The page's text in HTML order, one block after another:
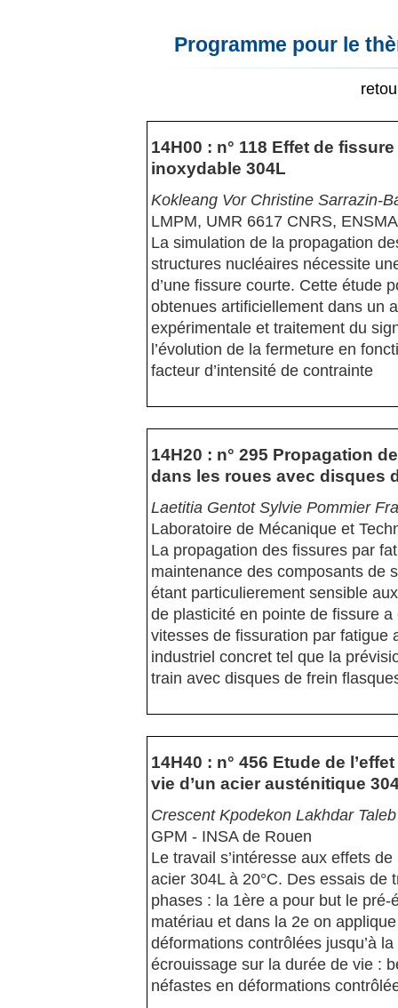
Programme pour le
14H00 : n° 118 Effet de
inoxydable 304L
Kokleang Vor Christine Sarrazin-
LMPM, UMR 6617 CNRS, ENSMA
La simulation de la propagation
structures nucléaires nécessite
d’une fissure courte. Cette étude
obtenues artificiellement dans un
expérimentale et traitement du
l’évolution de la fermeture en
facteur d’intensité de contrainte
14H20 : n° 295 Propagation
dans les roues avec disques
Laetitia Gentot Sylvie Pommier
Laboratoire de Mécanique et
La propagation des fissures par
maintenance des composants de
étant particulierement sensible
de plasticité en pointe de fissure
vitesses de fissuration par fatigue
industriel concret tel que la
train avec disques de frein
14H40 : n° 456 Etude de
vie d’un acier austénitique
Crescent Kpodekon Lakhdar
GPM - INSA de Rouen
Le travail s’intéresse aux effets
acier 304L à 20°C. Des essais de
phases : la 1ère a pour but le
matériau et dans la 2e on
déformations contrôlées jusqu’à
écrouissage sur la durée de vie :
néfastes en déformations